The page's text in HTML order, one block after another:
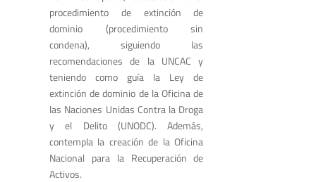
procedimiento de extinción de
dominio (procedimiento sin
condena), siguiendo las
recomendaciones de la UNCAC y
teniendo como guía la Ley de
extinción de dominio de la Oficina de
las Naciones Unidas Contra la Droga
y el Delito (UNODC). Además,
contempla la creación de la Oficina
Nacional para la Recuperación de
Activos.